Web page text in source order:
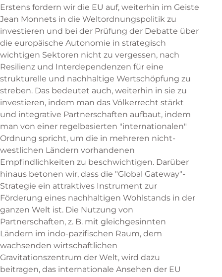
Erstens fordern wir die EU auf, weiterhin im Geiste
Jean Monnets in die Weltordnungspolitik zu
investieren und bei der Prüfung der Debatte über
die europäische Autonomie in strategisch
wichtigen Sektoren nicht zu vergessen, nach
Resilienz und Interdependenzen für eine
strukturelle und nachhaltige Wertschöpfung zu
streben. Das bedeutet auch, weiterhin in sie zu
investieren, indem man das Völkerrecht stärkt
und integrative Partnerschaften aufbaut, indem
man von einer regelbasierten "internationalen"
Ordnung spricht, um die in mehreren nicht-
westlichen Ländern vorhandenen
Empfindlichkeiten zu beschwichtigen. Darüber
hinaus betonen wir, dass die "Global Gateway"-
Strategie ein attraktives Instrument zur
Förderung eines nachhaltigen Wohlstands in der
ganzen Welt ist. Die Nutzung von
Partnerschaften, z. B. mit gleichgesinnten
Ländern im indo-pazifischen Raum, dem
wachsenden wirtschaftlichen
Gravitationszentrum der Welt, wird dazu
beitragen, das internationale Ansehen der EU